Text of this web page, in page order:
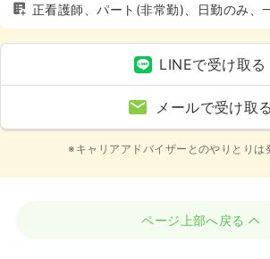
正看護師、パート(非常勤)、日勤のみ、
LINEで受け取る
メールで受け取る
※キャリアアドバイザーとのやりとりは
ページ上部へ戻る